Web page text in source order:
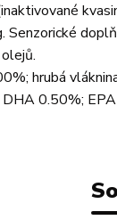
hrubá
0.50%;